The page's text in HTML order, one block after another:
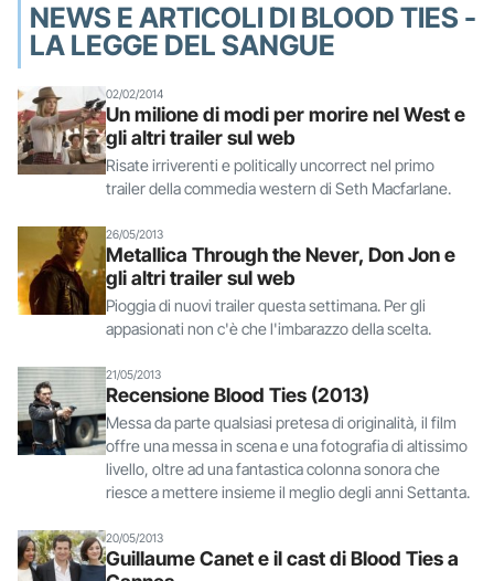
NEWS E ARTICOLI DI BLOOD TIES -
LA LEGGE DEL SANGUE
02/02/2014
Un milione di modi per morire nel West e
gli altri trailer sul web
Risate irriverenti e politically uncorrect nel primo
trailer della commedia western di Seth Macfarlane.
26/05/2013
Metallica Through the Never, Don Jon e
gli altri trailer sul web
Pioggia di nuovi trailer questa settimana. Per gli
appasionati non c'è che l'imbarazzo della scelta.
21/05/2013
Recensione Blood Ties (2013)
Messa da parte qualsiasi pretesa di originalità, il film
offre una messa in scena e una fotografia di altissimo
livello, oltre ad una fantastica colonna sonora che
riesce a mettere insieme il meglio degli anni Settanta.
20/05/2013
Guillaume Canet e il cast di Blood Ties a